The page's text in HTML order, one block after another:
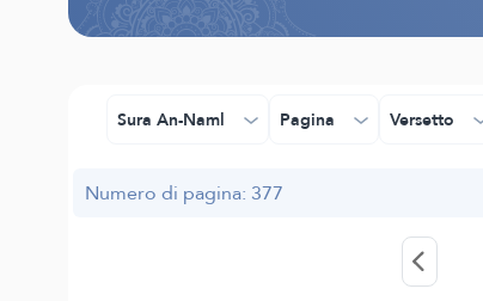
Sura An-Naml Pagina Versetto
Numero di pagina: 377